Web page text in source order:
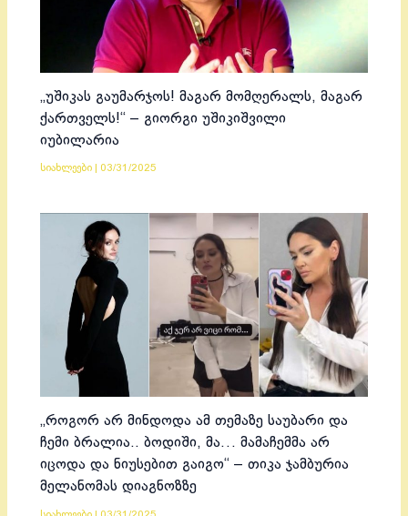
„უშიკას გაუმარჯოს! მაგარ მომღერალს, მაგარ
ქართველს!“ – გიორგი უშიკიშვილი
იუბილარია
სიახლეები 03/31/2025
„როგორ არ მინდოდა ამ თემაზე საუბარი და
ჩემი ბრალია.. ბოდიში, მა… მამაჩემმა არ
იცოდა და ნიუსებით გაიგო“ – თიკა ჯამბურია
მელანომას დიაგნოზზე